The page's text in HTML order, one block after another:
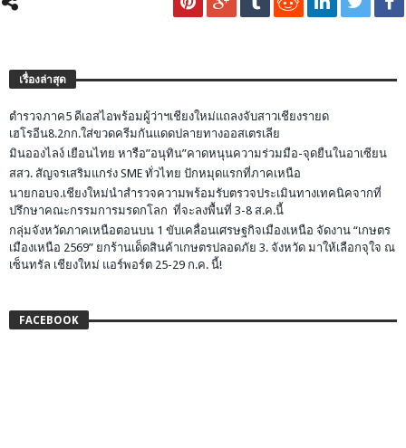
เรื่องล่าสุด
ตำรวจภาค5 ดีเอสไอพร้อมผู้ว่าฯเชียงใหม่แถลงจับสาวเชียงรายด
เฮโรอีน8.2กก.ใส่ขวดครีมกันแดดปลายทางออสเตรเลีย
มินอองไลง์ เยือนไทย หารือ”อนุทิน”คาดหนุนความร่วมมือ-จุดยืนในอาเซียน
สสว. สัญจรเสริมแกร่ง SME ทั่วไทย ปักหมุดแรกที่ภาคเหนือ
นายกอบจ.เชียงใหม่นำสำรวจความพร้อมรับตรวจประเมินทางเทคนิคจากที่
ปรึกษาคณะกรรมการมรดกโลก ที่จะลงพื้นที่ 3-8 ส.ค.นี้
กลุ่มจังหวัดภาคเหนือตอนบน 1 ขับเคลื่อนเศรษฐกิจเมืองเหนือ จัดงาน “เกษตร
เมืองเหนือ 2569” ยกร้านเด็ดสินค้าเกษตรปลอดภัย 3. จังหวัด มาให้เลือกจุใจ ณ
เซ็นทรัล เชียงใหม่ แอร์พอร์ต 25-29 ก.ค. นี้!
FACEBOOK